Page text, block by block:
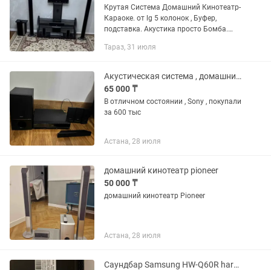
Крутая Система Домашний Кинотеатр-
Караоке. от lg 5 колонок , Буфер,
подставка. Акустика просто Бомба.
новая система. Покупала в Технодоме
Тараз, 31 июля
Акустическая система , домашний кинотеатр Sony
65 000 ₸
В отличном состоянии , Sony , покупали
за 600 тыс
Астана, 28 июля
домашний кинотеатр pioneer
50 000 ₸
домашний кинотеатр Pioneer
Астана, 28 июля
Саундбар Samsung HW-Q60R harman kardon